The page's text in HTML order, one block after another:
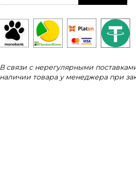
В связи с нерегулярными
наличии товара у менеджера при